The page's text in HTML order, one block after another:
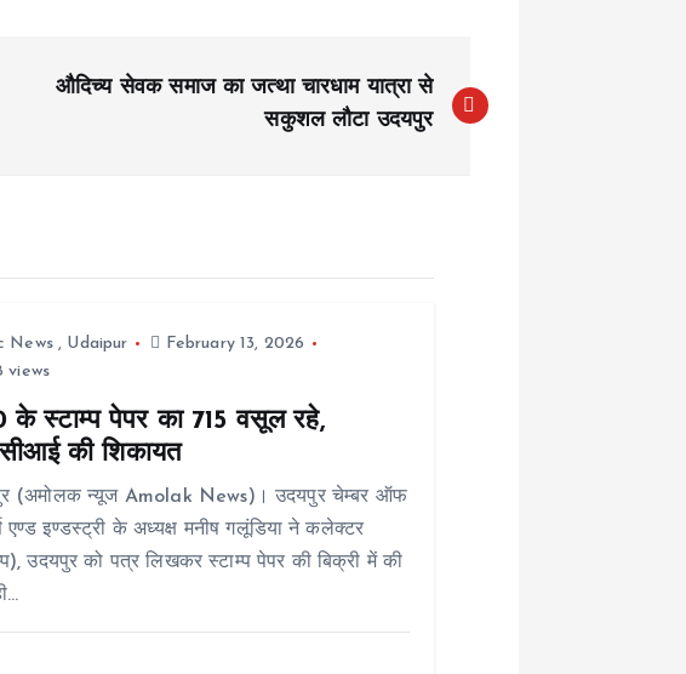
औदिच्य सेवक समाज का जत्था चारधाम यात्रा से
सकुशल लौटा उदयपुर
News, Udaipur
February 13, 2026
views
के स्टाम्प पेपर का 715 वसूल रहे,
की शिकायत
(अमोलक न्यूज Amolak News)। उदयपुर चेम्बर ऑफ
एण्ड इण्डस्ट्री के अध्यक्ष मनीष गलूंडिया ने कलेक्टर
उदयपुर को पत्र लिखकर स्टाम्प पेपर की बिक्री में की